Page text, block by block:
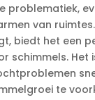
problematiek,
van
biedt het een
schimmels.​ Het
te